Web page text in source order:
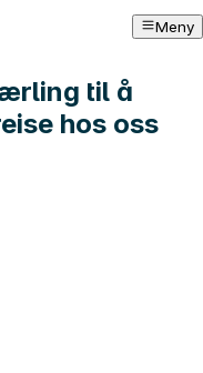
Meny
til å
hos oss